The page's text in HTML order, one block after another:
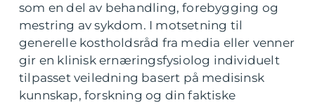
som en del av behandling, forebygging og
mestring av sykdom. I motsetning til
generelle kostholdsråd fra media eller venner
gir en klinisk ernæringsfysiolog individuelt
tilpasset veiledning basert på medisinsk
kunnskap, forskning og din faktiske